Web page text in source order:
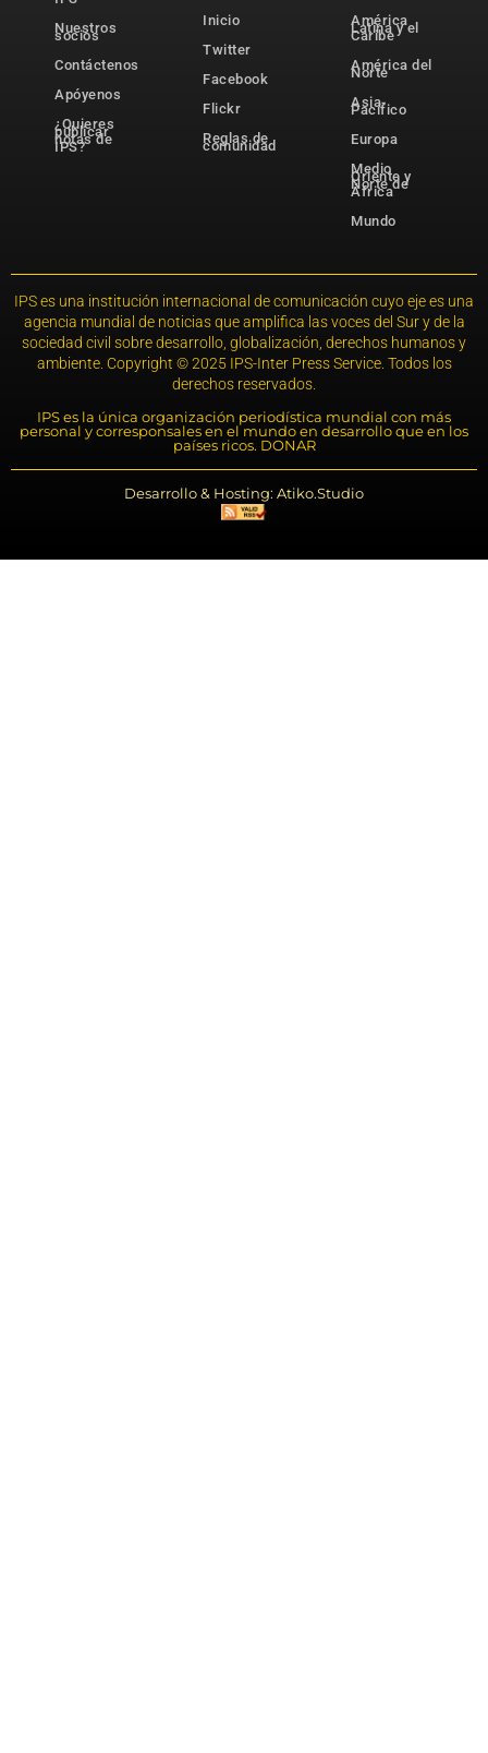
Nuestros
socios
Contáctenos
Apóyenos
¿Quieres
publicar
notas de
IPS?
Inicio
Twitter
Facebook
Flickr
Reglas de
comunidad
América
Latina y el
Caribe
América del
Norte
Asia-
Pacífico
Europa
Medio
Oriente y
Norte de
África
Mundo
IPS es una institución internacional de comunicación cuyo eje es una
agencia mundial de noticias que amplifica las voces del Sur y de la
sociedad civil sobre desarrollo, globalización, derechos humanos y
ambiente. Copyright © 2025 IPS-Inter Press Service. Todos los
derechos reservados.
IPS es la única organización periodística mundial con más
personal y corresponsales en el mundo en desarrollo que en los
países ricos. DONAR
Desarrollo & Hosting: Atiko.Studio